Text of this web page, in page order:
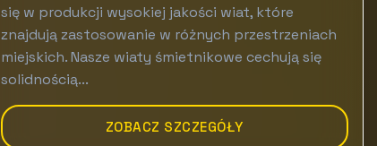
się w produkcji wysokiej jakości wiat, które
znajdują zastosowanie w różnych przestrzeniach
miejskich. Nasze wiaty śmietnikowe cechują się
solidnością...
ZOBACZ SZCZEGÓŁY